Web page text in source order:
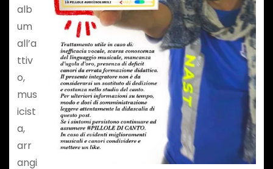
alb
um
all’a
ttiv
o,
mus
icist
a,
arr
angi